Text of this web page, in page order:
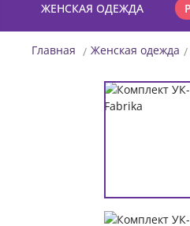
ЖЕНСКАЯ ОДЕЖДА
Главная Женская одежда